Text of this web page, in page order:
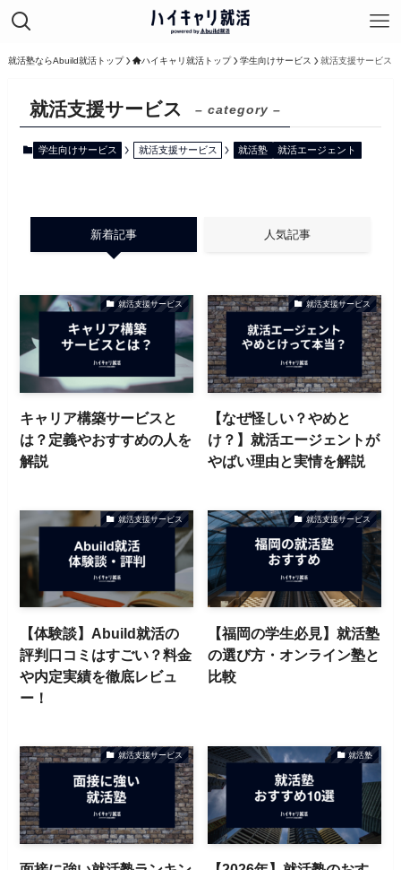
就活塾ならAbuild就活トップ ハイキャリ就活トップ 学生向けサービス 就活支援サービス
就活支援サービス – category –
学生向けサービス 就活支援サービス 就活塾 就活エージェント
新着記事 人気記事
就活支援サービス
キャリア構築サービスと
は？定義やおすすめの人を
解説
就活支援サービス
【なぜ怪しい？やめと
け？】就活エージェントが
やばい理由と実情を解説
就活支援サービス
【体験談】Abuild就活の
評判口コミはすごい？料金
や内定実績を徹底レビュ
ー！
就活支援サービス
【福岡の学生必見】就活塾
の選び方・オンライン塾と
比較
就活支援サービス 就活塾